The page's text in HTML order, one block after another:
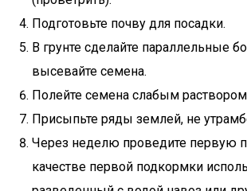
Подготовьте почву для посадки.
В грунте сделайте параллельные
высевайте семена.
Полейте семена слабым
Присыпьте ряды землей, не
Через неделю проведите первую
качестве первой подкормки